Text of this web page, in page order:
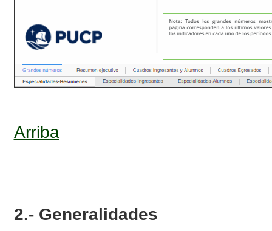
Arriba
2.- Generalidades